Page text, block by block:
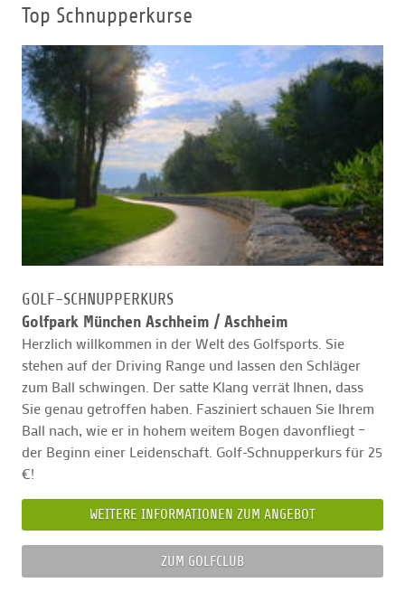
Top Schnupperkurse
GOLF-SCHNUPPERKURS
Golfpark München Aschheim / Aschheim
Herzlich willkommen in der Welt des Golfsports. Sie
stehen auf der Driving Range und lassen den Schläger
zum Ball schwingen. Der satte Klang verrät Ihnen, dass
Sie genau getroffen haben. Fasziniert schauen Sie Ihrem
Ball nach, wie er in hohem weitem Bogen davonfliegt –
der Beginn einer Leidenschaft. Golf-Schnupperkurs für 25
€!
WEITERE INFORMATIONEN ZUM ANGEBOT
ZUM GOLFCLUB